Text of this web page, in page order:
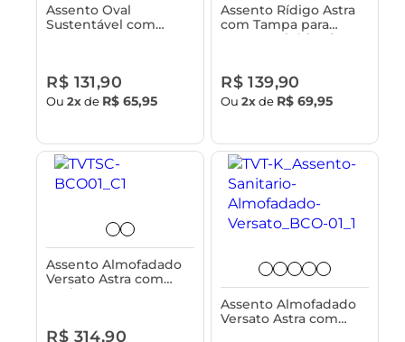
Assento Oval
Sustentável com
R$ 131,90
Ou2xde R$ 65,95
Assento Rídigo Astra
com Tampa para
Vasos Sanitário Fit e
R$ 139,90
Ou2xde R$ 69,95
Assento Almofadado
Versato Astra com
Fechamento Suave e
R$ 314,90
Assento Almofadado
Versato Astra com